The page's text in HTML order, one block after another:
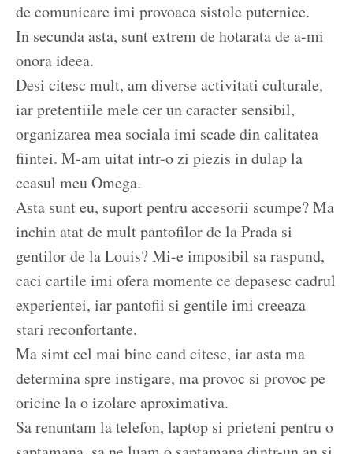
de comunicare imi provoaca sistole puternice.
In secunda asta, sunt extrem de hotarata de a-mi
onora ideea.
Desi citesc mult, am diverse activitati culturale,
iar pretentiile mele cer un caracter sensibil,
organizarea mea sociala imi scade din calitatea
fiintei. M-am uitat intr-o zi piezis in dulap la
ceasul meu Omega.
Asta sunt eu, suport pentru accesorii scumpe? Ma
inchin atat de mult pantofilor de la Prada si
gentilor de la Louis? Mi-e imposibil sa raspund,
caci cartile imi ofera momente ce depasesc cadrul
experientei, iar pantofii si gentile imi creeaza
stari reconfortante.
Ma simt cel mai bine cand citesc, iar asta ma
determina spre instigare, ma provoc si provoc pe
oricine la o izolare aproximativa.
Sa renuntam la telefon, laptop si prieteni pentru o